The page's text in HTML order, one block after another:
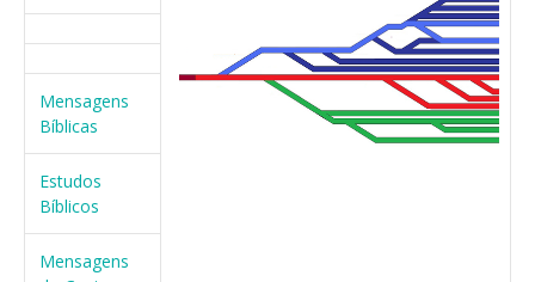
Mensagens
Bíblicas
Estudos
Bíblicos
Mensagens